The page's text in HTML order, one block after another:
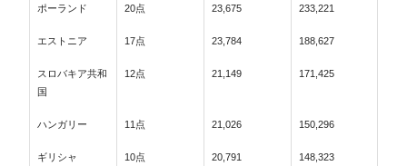
ポーランド 20点 23,675 233,221
エストニア 17点 23,784 188,627
スロバキア共和
国
12点 21,149 171,425
ハンガリー 11点 21,026 150,296
ギリシャ 10点 20,791 148,323